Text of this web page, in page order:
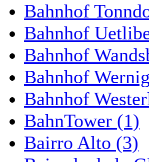
Bahnhof
Bahnhof
Bahnhof
Bahnhof
Bahnhof
BahnTower (1)
Bairro Alto (3)